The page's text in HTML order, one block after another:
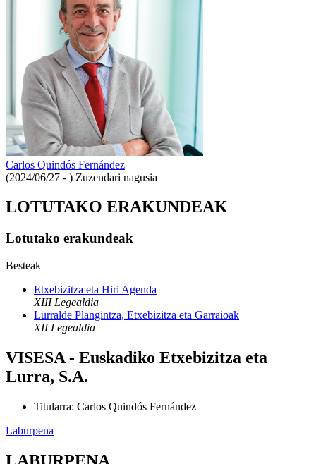
Carlos Quindós Fernández
(2024/06/27 - ) Zuzendari nagusia
LOTUTAKO ERAKUNDEAK
Lotutako erakundeak
Besteak
Etxebizitza eta Hiri Agenda
XIII Legealdia
Lurralde Plangintza, Etxebizitza eta Garraioak
XII Legealdia
VISESA - Euskadiko Etxebizitza eta
Lurra, S.A.
Titularra: Carlos Quindós Fernández
Laburpena
LABURPENA